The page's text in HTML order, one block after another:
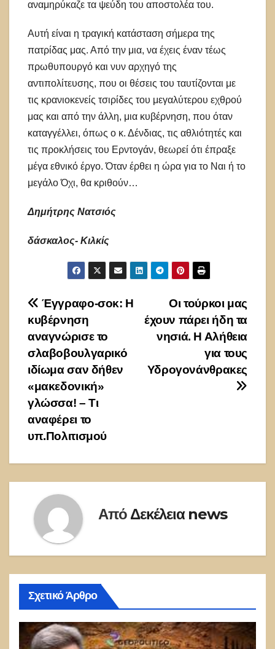
αναμηρύκαζε τα ψεύδη του αποστολέα του.
Αυτή είναι η τραγική κατάσταση σήμερα της
πατρίδας μας. Από την μια, να έχεις έναν τέως
πρωθυπουργό και νυν αρχηγό της
αντιπολίτευσης, που οι θέσεις του ταυτίζονται με
τις κρανιοκενείς τσιρίδες του μεγαλύτερου εχθρού
μας και από την άλλη, μια κυβέρνηση, που όταν
καταγγέλλει, όπως ο κ. Δένδιας, τις αθλιότητές και
τις προκλήσεις του Ερντογάν, θεωρεί ότι έπραξε
μέγα εθνικό έργο. Όταν έρθει η ώρα για το Ναι ή το
μεγάλο Όχι, θα κριθούν…
Δημήτρης Νατσιός
δάσκαλος- Κιλκίς
Πλοήγηση
άρθρων
Οι τούρκοι μας
έχουν πάρει ήδη τα
νησιά. Η Αλήθεια
για τους
Υδρογονάνθρακες
Έγγραφο-σοκ: Η
κυβέρνηση
αναγνώρισε το
σλαβοβουλγαρικό
ιδίωμα σαν δήθεν
«μακεδονική»
γλώσσα! – Τι
αναφέρει το
υπ.Πολιτισμού
Από Δεκέλεια news
Σχετικό Άρθρο